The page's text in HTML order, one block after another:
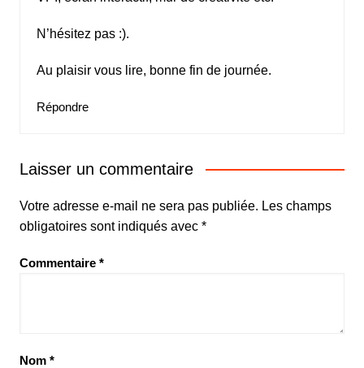
N’hésitez pas :).
Au plaisir vous lire, bonne fin de journée.
Répondre
Laisser un commentaire
Votre adresse e-mail ne sera pas publiée. Les champs
obligatoires sont indiqués avec *
Commentaire *
Nom *